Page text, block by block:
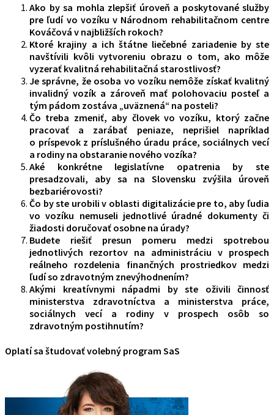
Ako by sa mohla zlepšiť úroveň a poskytované služby
pre ľudí vo vozíku v Národnom rehabilitačnom centre
Kováčová v najbližších rokoch?
Ktoré krajiny a ich štátne liečebné zariadenie by ste
navštívili kvôli vytvoreniu obrazu o tom, ako môže
vyzerať kvalitná rehabilitačná starostlivosť?
Je správne, že osoba vo vozíku nemôže získať kvalitný
invalidný vozík a zároveň mať polohovaciu posteľ a
tým pádom zostáva „uväznená“ na posteli?
Čo treba zmeniť, aby človek vo vozíku, ktorý začne
pracovať a zarábať peniaze, neprišiel napríklad
o príspevok z príslušného úradu práce, sociálnych vecí
a rodiny na obstaranie nového vozíka?
Aké konkrétne legislatívne opatrenia by ste
presadzovali, aby sa na Slovensku zvýšila úroveň
bezbariérovosti?
Čo by ste urobili v oblasti digitalizácie pre to, aby ľudia
vo vozíku nemuseli jednotlivé úradné dokumenty či
žiadosti doručovať osobne na úrady?
Budete riešiť presun pomeru medzi spotrebou
jednotlivých rezortov na administráciu v prospech
reálneho rozdelenia finančných prostriedkov medzi
ľudí so zdravotným znevýhodnením?
Akými kreatívnymi nápadmi by ste oživili činnosť
ministerstva zdravotníctva a ministerstva práce,
sociálnych vecí a rodiny v prospech osôb so
zdravotným postihnutím?
Oplatí sa študovať volebný program SaS